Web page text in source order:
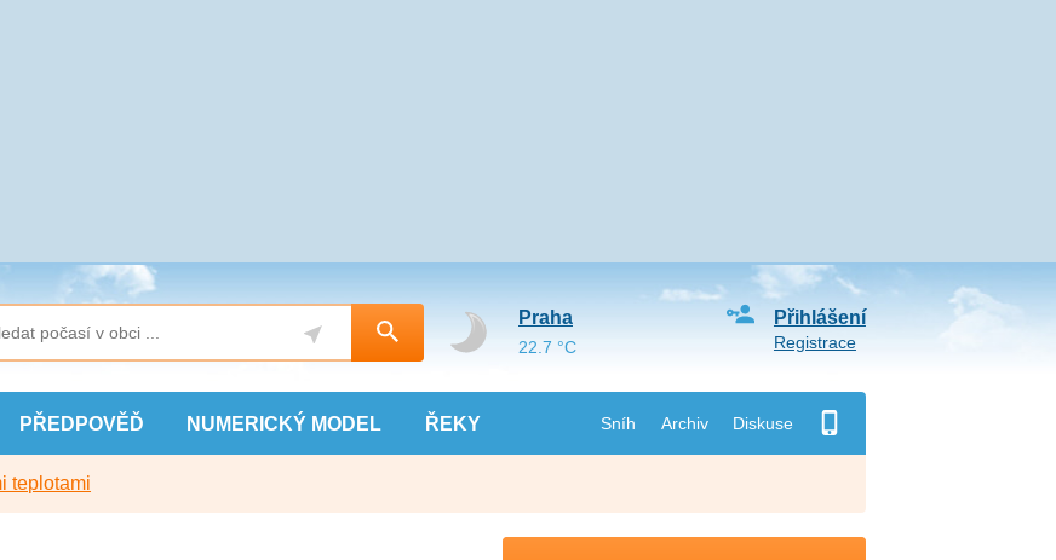
PŘEDPOVĚĎ NUMERICKÝ MODEL ŘEKY Sníh Archiv Diskuse
Přihlášení
Registrace
Praha
22.7 °C
teplotami